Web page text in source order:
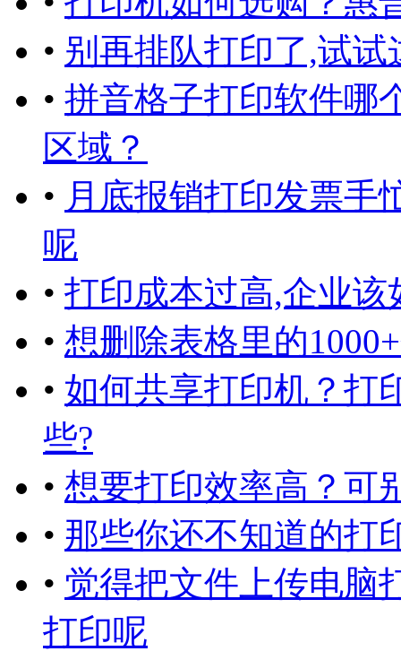
• 别再排队打印了,试试
• 拼音格子打印软件哪
区域？
• 月底报销打印发票手
呢
• 打印成本过高,企业该
• 想删除表格里的
• 如何共享打印机？打
些?
• 想要打印效率高？可
• 那些你还不知道的打
• 觉得把文件上传电脑
打印呢